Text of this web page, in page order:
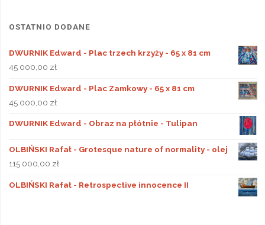
OSTATNIO DODANE
DWURNIK Edward - Plac trzech krzyży - 65 x 81 cm
45 000,00 zł
DWURNIK Edward - Plac Zamkowy - 65 x 81 cm
45 000,00 zł
DWURNIK Edward - Obraz na płótnie - Tulipan
OLBIŃSKI Rafał - Grotesque nature of normality - olej
115 000,00 zł
OLBIŃSKI Rafał - Retrospective innocence II